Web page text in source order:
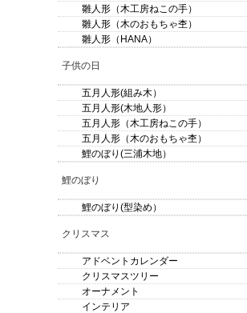
雛人形（木工房ねこの手）
雛人形（木のおもちゃ杢）
雛人形（HANA）
子供の日
五月人形(組み木）
五月人形(木地人形）
五月人形（木工房ねこの手）
五月人形（木のおもちゃ杢）
鯉のぼり(三浦木地）
鯉のぼり
鯉のぼり(型染め）
クリスマス
アドベントカレンダー
クリスマスツリー
オーナメント
インテリア